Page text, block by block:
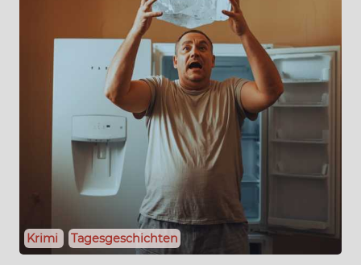
Krimi Tagesgeschichten